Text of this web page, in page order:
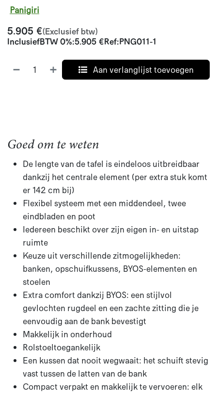
Panigiri
5.905 €(Exclusief btw)
InclusiefBTW 0%:5.905 €Ref:PNG011-1
Aan verlanglijst toevoegen
Goed om te weten
De lengte van de tafel is eindeloos uitbreidbaar
dankzij het centrale element (per extra stuk komt
er 142 cm bij)
​Flexibel systeem met een middendeel, twee
eindbladen en poot
Iedereen beschikt over zijn eigen in- en uitstap
ruimte
Keuze uit verschillende zitmogelijkheden:
banken, opschuifkussens, BYOS-elementen en
stoelen
Extra comfort dankzij BYOS: een stijlvol
gevlochten rugdeel en een zachte zitting die je
eenvoudig aan de bank bevestigt
Makkelijk in onderhoud
Rolstoeltoegankelijk
Een kussen dat nooit wegwaait: het schuift stevig
vast tussen de latten van de bank​
Compact verpakt en makkelijk te vervoeren: elk